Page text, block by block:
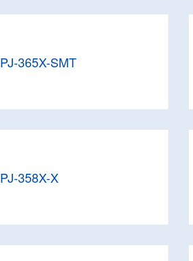
PJ-365X-SMT
PJ-358X-X